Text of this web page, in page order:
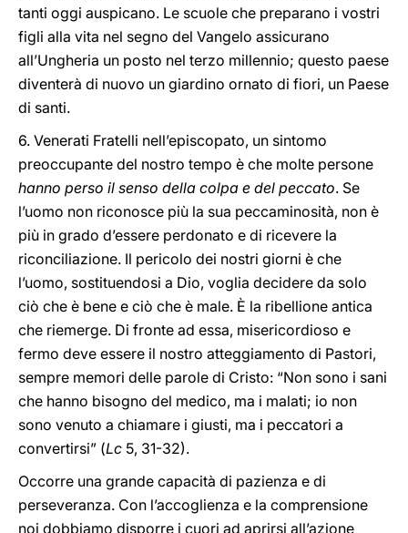
tanti oggi auspicano. Le scuole che preparano i vostri
figli alla vita nel segno del Vangelo assicurano
all’Ungheria un posto nel terzo millennio; questo paese
diventerà di nuovo un giardino ornato di fiori, un Paese
di santi.
6. Venerati Fratelli nell’episcopato, un sintomo
preoccupante del nostro tempo è che molte persone
hanno perso il senso della colpa e del peccato. Se
l’uomo non riconosce più la sua peccaminosità, non è
più in grado d’essere perdonato e di ricevere la
riconciliazione. Il pericolo dei nostri giorni è che
l’uomo, sostituendosi a Dio, voglia decidere da solo
ciò che è bene e ciò che è male. È la ribellione antica
che riemerge. Di fronte ad essa, misericordioso e
fermo deve essere il nostro atteggiamento di Pastori,
sempre memori delle parole di Cristo: “Non sono i sani
che hanno bisogno del medico, ma i malati; io non
sono venuto a chiamare i giusti, ma i peccatori a
convertirsi” (Lc 5, 31-32).
Occorre una grande capacità di pazienza e di
perseveranza. Con l’accoglienza e la comprensione
noi dobbiamo disporre i cuori ad aprirsi all’azione